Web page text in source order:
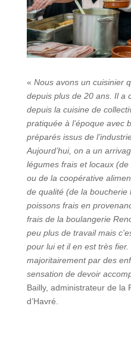
« Nous avons un cuisinier
depuis plus de 20 ans. Il a
depuis la cuisine de
pratiquée à l’époque avec
préparés issus de
Aujourd’hui, on a un
légumes frais et locaux (de
ou de la coopérative
de qualité (de la boucherie
poissons frais en
frais de la boulangerie
peu plus de travail mais
pour lui et il en est très
majoritairement par des
sensation de devoir
Bailly, administrateur de la
d’Havré.